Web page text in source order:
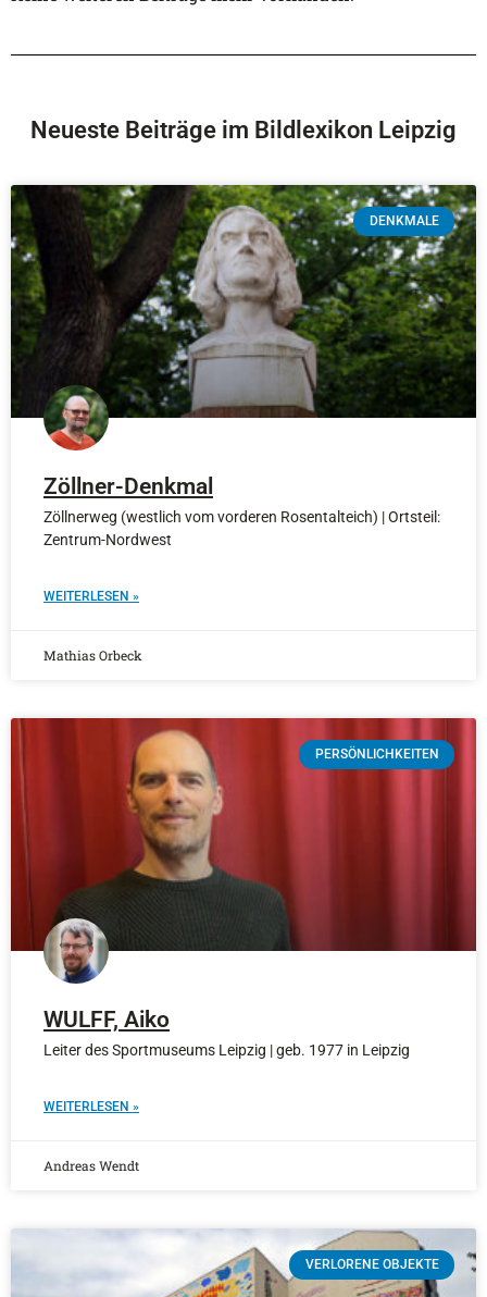
Neueste Beiträge im Bildlexikon Leipzig
DENKMALE
Zöllner-Denkmal
Zöllnerweg (westlich vom vorderen Rosentalteich) | Ortsteil:
Zentrum-Nordwest
WEITERLESEN »
Mathias Orbeck
PERSÖNLICHKEITEN
WULFF, Aiko
Leiter des Sportmuseums Leipzig | geb. 1977 in Leipzig
WEITERLESEN »
Andreas Wendt
VERLORENE OBJEKTE